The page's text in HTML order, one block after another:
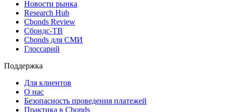
Поиск ETF & Funds
Новости и Аналитика
Новости рынка
Research Hub
Cbonds Review
Сбондс-ТВ
Глоссарий
Поддержка